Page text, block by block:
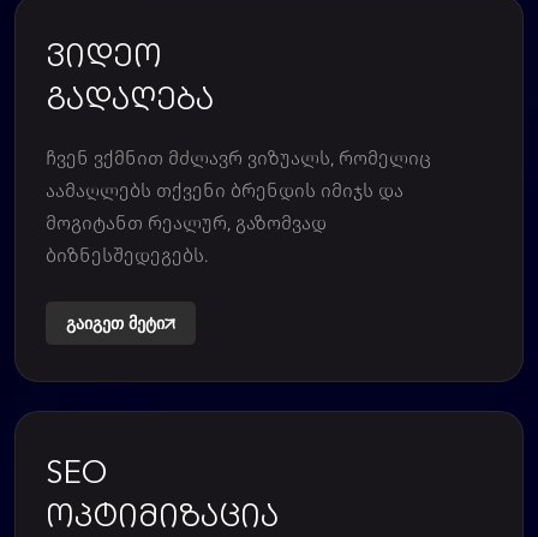
ვიდეო
გადაღება
ჩვენ ვქმნით მძლავრ ვიზუალს, რომელიც
აამაღლებს თქვენი ბრენდის იმიჯს და
მოგიტანთ რეალურ, გაზომვად
ბიზნესშედეგებს.
გაიგეთ მეტი
SEO
ოპტიმიზაცია